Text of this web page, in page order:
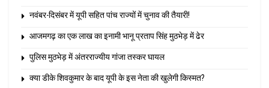
नवंबर-दिसंबर में यूपी सहित पांच राज्यों में चुनाव की तैयारी!
आजमगढ़ का एक लाख का इनामी भानू प्रताप सिंह मुठभेड़ में ढेर
पुलिस मुठभेड़ में अंतरराज्यीय गांजा तस्कर घायल
क्या डीके शिवकुमार के बाद यूपी के इस नेता की खुलेगी किस्मत?